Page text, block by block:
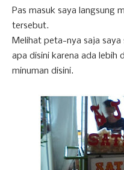
Pas masuk saya langsung
tersebut.
Melihat peta-nya saja saya
apa disini karena ada lebih
minuman disini.